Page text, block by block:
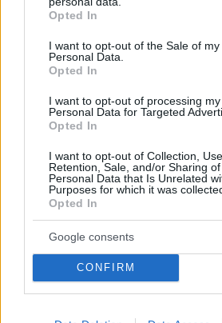
grant or deny consent to Google and
use your data for below specified
consent section.
Opted In
I want to opt-out of the Sale of my
Personal Data.
Opted In
I want to opt-out of processing my
Personal Data for Targeted
Opted In
I want to opt-out of Collection, Use,
Retention, Sale, and/or Sharing
Personal Data that Is Unrelated
Purposes for which it was
Opted In
Google consents
CONFIRM
Αφγανού: Πώς γνωρίσαμε τη
υποψιάστηκα ότι ήταν το
06.08.2026, 12:32